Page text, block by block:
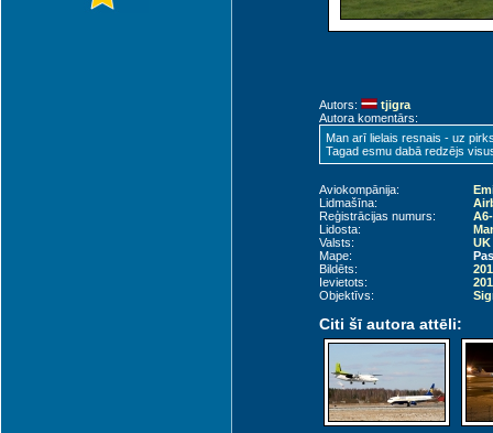
Autors:
tjigra
Autora komentārs:
Man arī lielais resnais - uz
Tagad esmu dabā redzējs
Aviokompānija:
Lidmašīna:
Reģistrācijas numurs:
Lidosta:
Valsts:
Mape:
Bildēts:
Ievietots:
Objektīvs:
Citi šī autora attēli: